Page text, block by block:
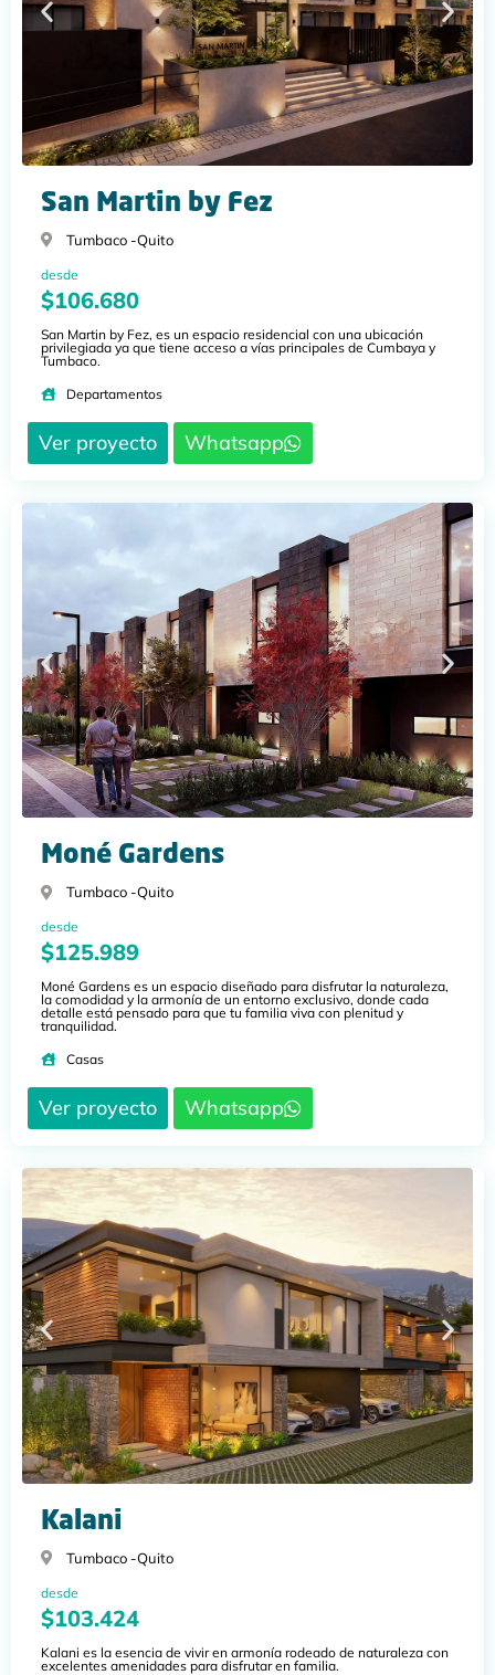
San Martin by Fez
Tumbaco -Quito
desde
$106.680
San Martin by Fez, es un espacio residencial con una ubicación
privilegiada ya que tiene acceso a vías principales de Cumbaya y
Tumbaco.
Departamentos
Ver proyecto Whatsapp
Moné Gardens
Tumbaco -Quito
desde
$125.989
Moné Gardens es un espacio diseñado para disfrutar la naturaleza,
la comodidad y la armonía de un entorno exclusivo, donde cada
detalle está pensado para que tu familia viva con plenitud y
tranquilidad.
Casas
Ver proyecto Whatsapp
Kalani
Tumbaco -Quito
desde
$103.424
Kalani es la esencia de vivir en armonía rodeado de naturaleza con
excelentes amenidades para disfrutar en familia.